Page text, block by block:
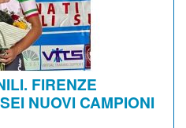
FIRENZE
NUOVI CAMPIONI